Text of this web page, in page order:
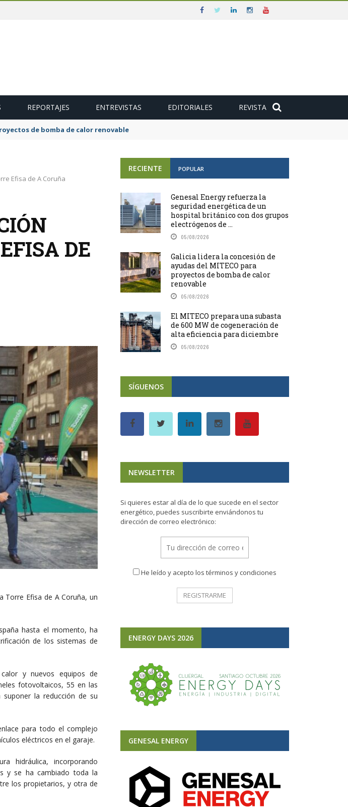
REPORTAJES ENTREVISTAS EDITORIALES REVISTA
de alta eficiencia para diciembre
Efisa de A Coruña
DE
Torre Efisa de A Coruña, un
hasta el momento, ha
de los sistemas de
y nuevos equipos de
fotovoltaicos, 55 en las
la reducción de su
para todo el complejo
eléctricos en el garaje.
hidráulica, incorporando
y se ha cambiado toda la
los propietarios, y otra de
RECIENTE POPULAR
Genesal Energy refuerza la
seguridad energética de un
hospital británico con dos grupos
electrógenos de ...
05/08/2026
Galicia lidera la concesión de
ayudas del MITECO para
proyectos de bomba de calor
renovable
05/08/2026
El MITECO prepara una subasta
de 600 MW de cogeneración de
alta eficiencia para diciembre
05/08/2026
SÍGUENOS
NEWSLETTER
Si quieres estar al día de lo que sucede en el sector
energético, puedes suscribirte enviándonos tu
dirección de correo electrónico:
He leído y acepto los términos y condiciones
ENERGY DAYS 2026
GENESAL ENERGY